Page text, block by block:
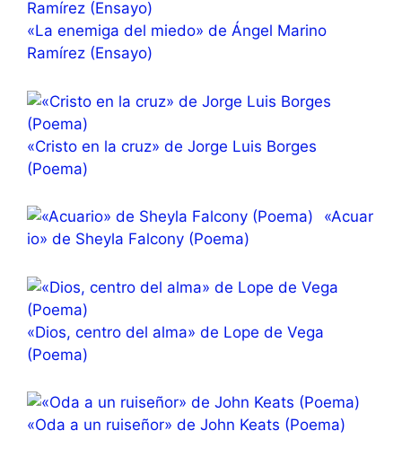
«La enemiga del miedo» de Ángel Marino
Ramírez (Ensayo)
«Cristo en la cruz» de Jorge Luis Borges
(Poema)
«Acuar
io» de Sheyla Falcony (Poema)
«Dios, centro del alma» de Lope de Vega
(Poema)
«Oda a un ruiseñor» de John Keats (Poema)